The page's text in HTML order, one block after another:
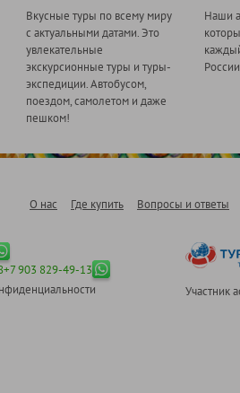
Вкусные туры по всему миру
с актуальными датами. Это
увлекательные
экскурсионные туры и туры-
экспедиции. Автобусом,
поездом, самолетом и даже
пешком!
Наши
О нас Где купить Вопросы и ответы
+7 903 829-49-13
Участник